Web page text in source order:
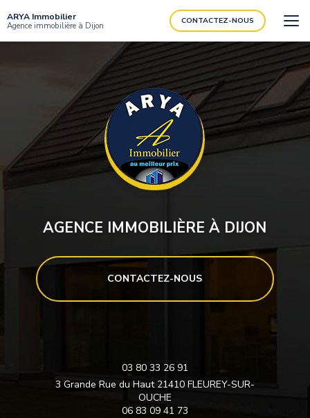
au
contenu
principal
ARYA Immobilier
Agence immobilière à Dijon CONTACTEZ-NOUS
AGENCE IMMOBILIÈRE À DIJON
CONTACTEZ-NOUS
03 80 33 26 91
3 Grande Rue du Haut 21410 FLEUREY-SUR-
OUCHE
06 83 09 41 73